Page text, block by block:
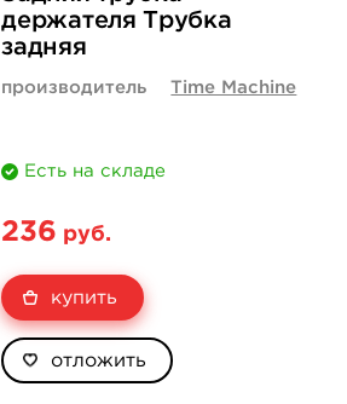
купить
2 300 руб.
держателя Трубка
задняя
производитель Time Machine
Есть на складе
236 руб.
купить
отложить